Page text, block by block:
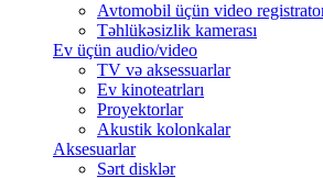
Avtomobil üçün video
Təhlükəsizlik kamerası
Ev üçün audio/video
TV və aksessuarlar
Ev kinoteatrları
Proyektorlar
Akustik kolonkalar
Aksesuarlar
Sərt disklər